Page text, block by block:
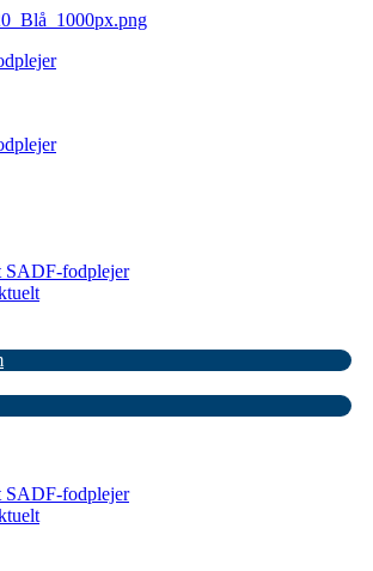
SADF-fodplejer
SADF-fodplejer